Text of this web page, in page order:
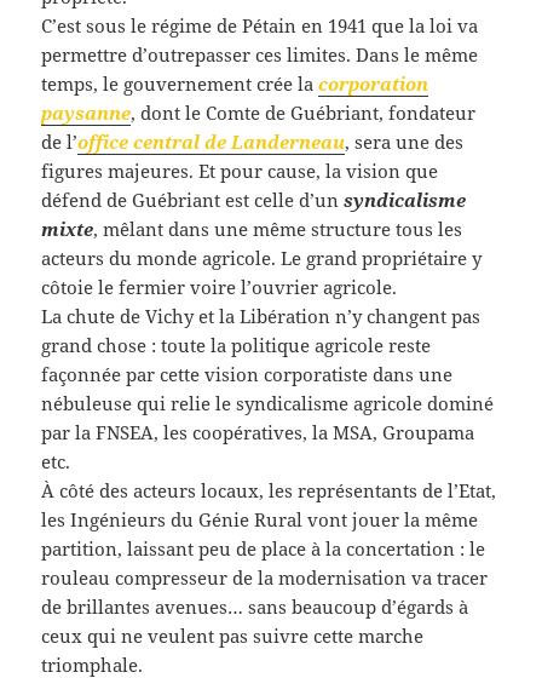
C’est sous le régime de Pétain en 1941 que la loi va
permettre d’outrepasser ces limites. Dans le même
temps, le gouvernement crée lacorporation
paysanne, dont le Comte de Guébriant, fondateur
de l’office central de Landerneau, sera une des
figures majeures. Et pour cause, la vision que
défend de Guébriant est celle d’unsyndicalisme
mixte, mêlant dans une même structure tous les
acteurs du monde agricole. Le grand propriétaire y
côtoie le fermier voire l’ouvrier agricole.
La chute de Vichy et la Libération n’y changent pas
grand chose : toute la politique agricole reste
façonnée par cette vision corporatiste dans une
nébuleuse qui relie le syndicalisme agricole dominé
par la FNSEA, les coopératives, la MSA, Groupama
etc.
À côté des acteurs locaux, les représentants de l’Etat,
les Ingénieurs du Génie Rural vont jouer la même
partition, laissant peu de place à la concertation : le
rouleau compresseur de la modernisation va tracer
de brillantes avenues… sans beaucoup d’égards à
ceux qui ne veulent pas suivre cette marche
triomphale.